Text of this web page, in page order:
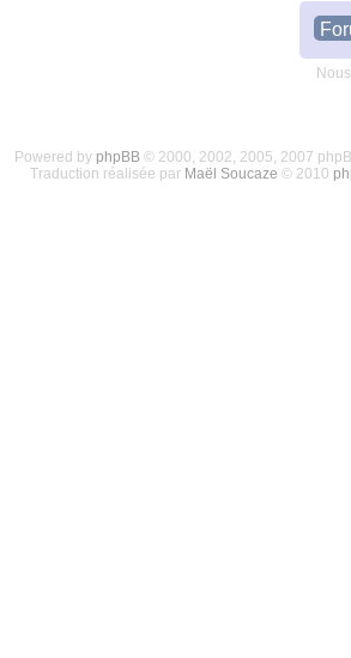
Powered by phpBB© 2000, 2002, 2005, 2007
Traduction réalisée par Maël Soucaze © 2010